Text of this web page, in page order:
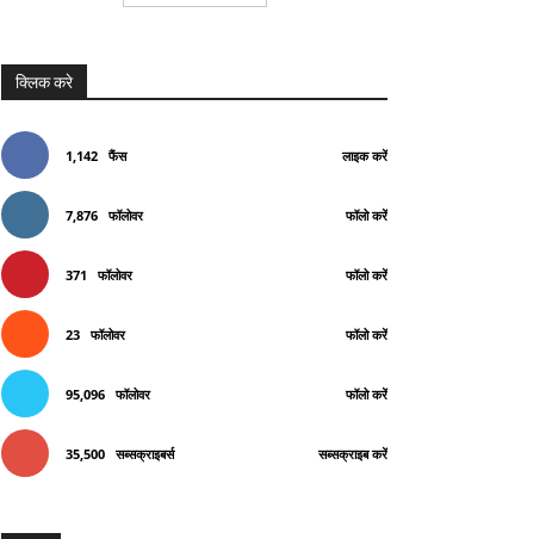
क्लिक करे
1,142 फैंस लाइक करें
7,876 फॉलोवर फॉलो करें
371 फॉलोवर फॉलो करें
23 फॉलोवर फॉलो करें
95,096 फॉलोवर फॉलो करें
35,500 सब्सक्राइबर्स सब्सक्राइब करें